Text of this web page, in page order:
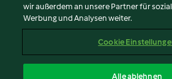
Impressum
Cookies
Abo kündigen
wir außerdem an unsere Partner für
Werbung und Analysen weiter.
Cookie
Alle ablehnen